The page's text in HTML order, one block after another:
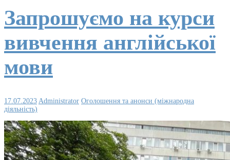
Запрошуємо на курси
вивчення англійської
мови
17.07.2023 Administrator Оголошення та анонси (міжнародна
діяльність)